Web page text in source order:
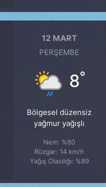
12 MART
PERŞEMBE
8°
Bölgesel düzensiz
yağmur yağışlı
Nem: %80
Rüzgar: 14 km/h
Yağış Olasılığı: %89